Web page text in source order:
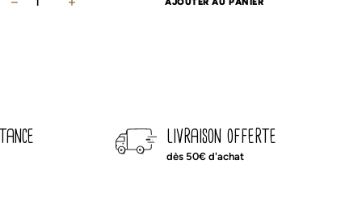
livraison offerte
dès 50€ d'achat